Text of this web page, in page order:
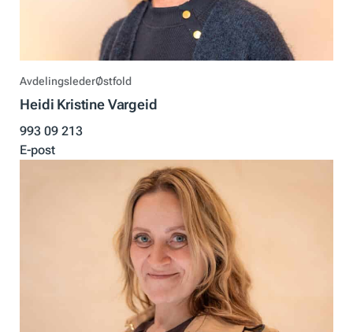
AvdelingslederØstfold
Heidi Kristine Vargeid
993 09 213
E-post